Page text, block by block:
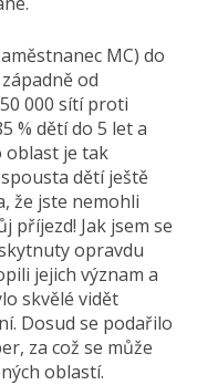
MC) do
od
000 sítí proti
% dětí do 5 let a
oblast je tak
dětí ještě
že jste nemohli
příjezd! Jak jsem se
opravdu
jejich význam a
skvělé vidět
Dosud se podařilo
za což se může
oblastí.